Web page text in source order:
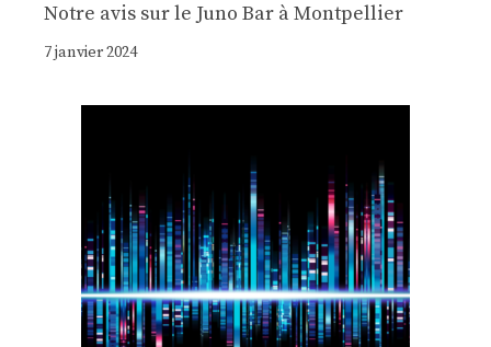
Notre avis sur le Juno Bar à Montpellier
7 janvier 2024